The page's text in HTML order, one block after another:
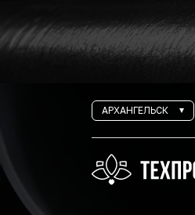
АРХАНГЕЛЬСК